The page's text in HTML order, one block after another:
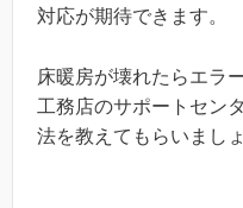
対応が期待できます。
床暖房が壊れたらエラ
工務店のサポートセン
法を教えてもらいましょ